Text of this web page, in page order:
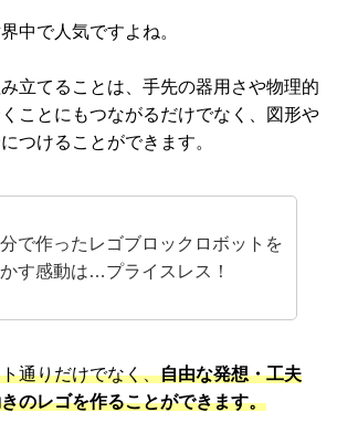
中で人気ですよね。
立てることは、手先の器用さや物理的
ことにもつながるだけでなく、図形や
つけることができます。
で作ったレゴブロックロボットを
す感動は…プライスレス！
通りだけでなく、自由な発想・工夫
のレゴを作ることができます。